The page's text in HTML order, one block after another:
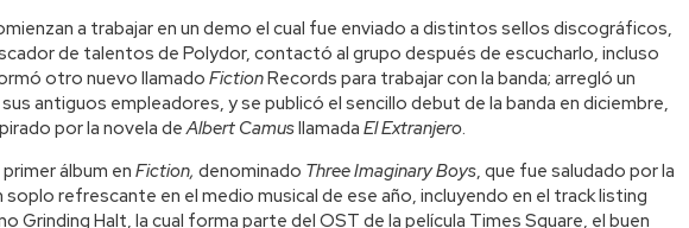
a trabajar en un demo el cual fue enviado a distintos sellos discográficos,
de talentos de Polydor, contactó al grupo después de escucharlo, incluso
otro nuevo llamadoFictionRecords para trabajar con la banda; arregló un
antiguos empleadores, y se publicó el sencillo debut de la banda en diciembre,
por la novela deAlbert Camusllamada El Extranjero.
álbum en Fiction, denominado Three Imaginary Boys, que fue saludado por la
refrescante en el medio musical de ese año, incluyendo en el track listing
Grinding Halt, la cual forma parte del OST de la película Times Square, el buen